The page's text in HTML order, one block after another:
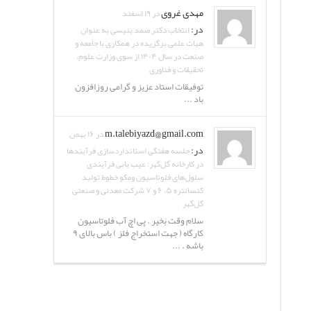
مهدی غرویدر ۱۹ اسفند
در:انتخاب دکتر صمد بنیسی به عنوان
هیات علمی برگزیده در همکاری با جامعه و
صنعت در سال ۱۴۰۴ از سوی وزارت علوم،
تحقیقات و فناوری
توفیقات استاد عزیز و گرامی روزافزون
باد ...
m.talebiyazd@gmail.comدر ۱۶ بهمن
در:جلسه هفتگی استانداردسازی فرآیندها
در کارخانه گل‌گهر: عیب یابی فرآیندی
سلول‌های فلوتاسیون ومکو خطوط تولید
کنسانتره ۵، ۶ و ۷ شرکت معدنی و صنعتی
گل‌گهر
سلام وقت بخیر . پی اچ آب فلوتاسیون
کارگاه ( جهت استخراج فلز ) باس بالای ۹
باشه . ...